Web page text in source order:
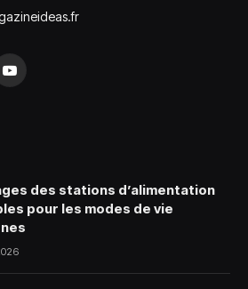
YouTube
des stations d’alimentation
pour les modes de vie